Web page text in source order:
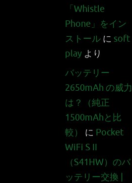
「Whistle
Phone」をイン
ストール に soft
play より
バッテリー
2650mAh の威力
は？（純正
1500mAhと比
較）
に Pocket
WiFi S II
（S41HW）のバ
ッテリー交換 |